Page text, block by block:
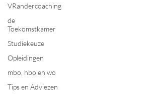
VRandercoaching
de
Toekomstkamer
Studiekeuze
Opleidingen
mbo, hbo en wo
Tips en Adviezen